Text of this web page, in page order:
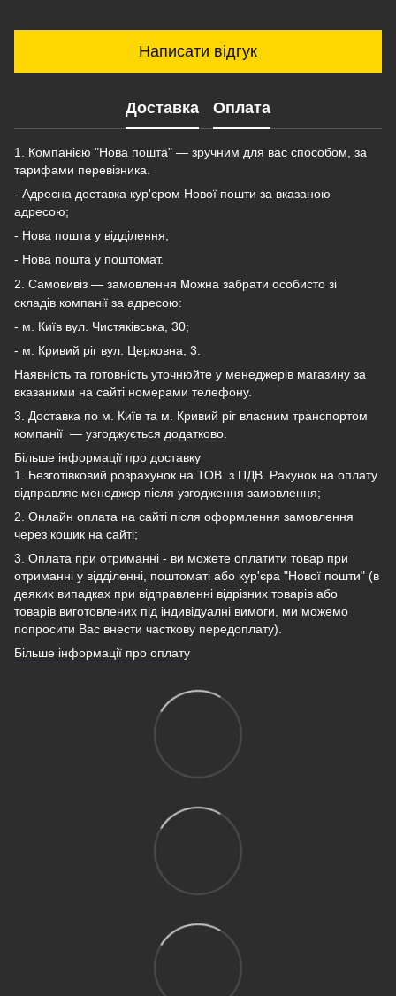
Написати відгук
Доставка Оплата
1. Компанією "Нова пошта" — зручним для вас способом, за
тарифами перевізника.
- Адресна доставка кур'єром Нової пошти за вказаною
адресою;
- Нова пошта у відділення;
- Нова пошта у поштомат.
2. Самовивіз — замовлення можна забрати особисто зі
складів компанії за адресою:
- м. Київ вул. Чистяківська, 30;
- м. Кривий ріг вул. Церковна, 3.
Наявність та готовність уточнюйте у менеджерів магазину за
вказаними на сайті номерами телефону.
3. Доставка по м. Київ та м. Кривий ріг власним транспортом
компанії — узгоджується додатково.
Більше інформації про доставку
1. Безготівковий розрахунок на ТОВ з ПДВ. Рахунок на оплату
відправляє менеджер після узгодження замовлення;
2. Онлайн оплата на сайті після оформлення замовлення
через кошик на сайті;
3. Оплата при отриманні - ви можете оплатити товар при
отриманні у відділенні, поштоматі або кур'єра "Нової пошти" (в
деяких випадках при відправленні відрізних товарів або
товарів виготовлених під індивідуалні вимоги, ми можемо
попросити Вас внести часткову передоплату).
Більше інформації про оплату